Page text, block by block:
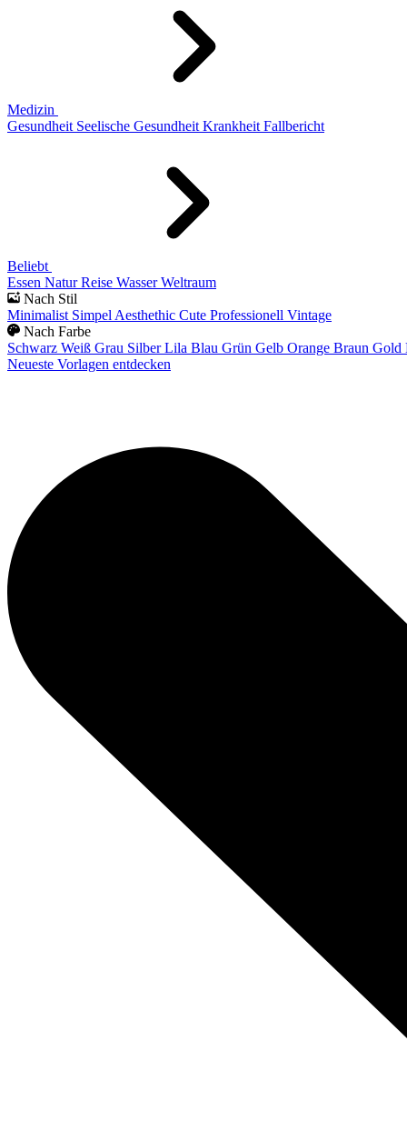
Medizin
Gesundheit Seelische Gesundheit Krankheit Fallbericht
Beliebt
Essen Natur Reise Wasser Weltraum
Nach Stil
Minimalist Simpel Aesthethic Cute Professionell Vintage
Nach Farbe
Schwarz Weiß Grau Silber Lila Blau Grün Gelb Orange Braun Gold
Neueste Vorlagen entdecken